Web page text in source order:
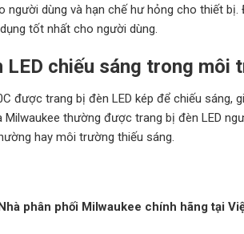
người dùng và hạn chế hư hỏng cho thiết
tốt nhất cho người dùng.
LED chiếu sáng trong môi
được trang bị đèn LED kép để chiếu
thường được trang bị đèn LED
hay môi trường thiếu sáng.
phân phối Milwaukee chính hãng tại